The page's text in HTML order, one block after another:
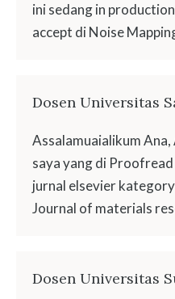
ini sedang in
accept di Noise
Dosen Universitas
Assalamuaialikum
saya yang di
jurnal elsevier
Journal of materials
Dosen Universitas